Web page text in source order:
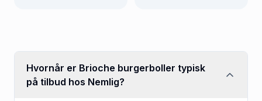
Hvornår er Brioche burgerboller typisk
på tilbud hos Nemlig?